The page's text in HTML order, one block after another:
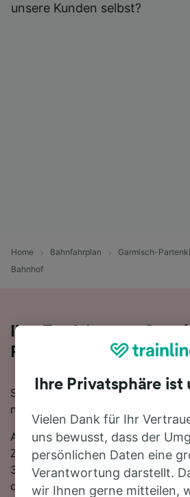
unsere Kunden selbst?
Home Bahnfahrplan
Garmisch-
Bahnhof
Ihre Zugfahrt von
Partenkirchen nach
Sie planen eine Zugfahrt von
nach Dachau Bahnhof? Starten
Auf der 89 km langen Strecke
Züge, die schnellste Reisezeit
36 Minuten. Sie müssen
da es auf dieser Route keine
Ihre Privatsphäre
Vielen Dank für Ihr
uns bewusst, dass der
persönlichen Daten eine
Verantwortung darstellt.
wir Ihnen gerne mitteilen,